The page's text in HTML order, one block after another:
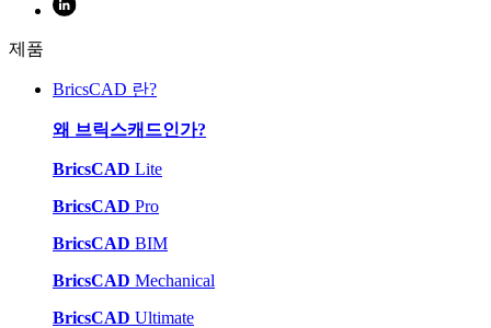
제품
BricsCAD 란?
왜 브릭스캐드인가?
BricsCAD Lite
BricsCAD Pro
BricsCAD BIM
BricsCAD Mechanical
BricsCAD Ultimate